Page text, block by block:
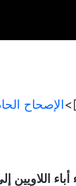
الإصحاح
رؤساء أباء